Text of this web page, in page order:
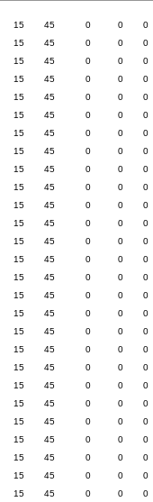
15 45 0 0 0
15 45 0 0 0
15 45 0 0 0
15 45 0 0 0
15 45 0 0 0
15 45 0 0 0
15 45 0 0 0
15 45 0 0 0
15 45 0 0 0
15 45 0 0 0
15 45 0 0 0
15 45 0 0 0
15 45 0 0 0
15 45 0 0 0
15 45 0 0 0
15 45 0 0 0
15 45 0 0 0
15 45 0 0 0
15 45 0 0 0
15 45 0 0 0
15 45 0 0 0
15 45 0 0 0
15 45 0 0 0
15 45 0 0 0
15 45 0 0 0
15 45 0 0 0
15 45 0 0 0